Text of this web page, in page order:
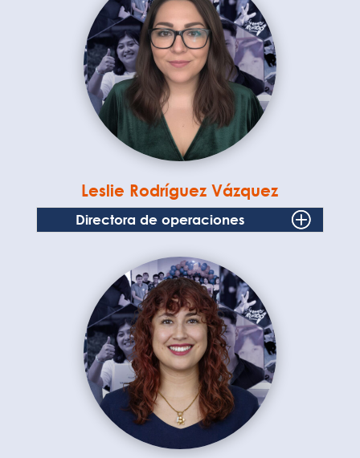
Leslie Rodríguez Vázquez
Directora de operaciones